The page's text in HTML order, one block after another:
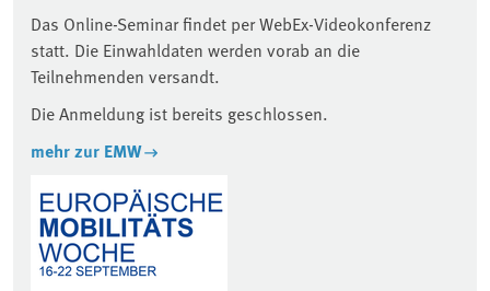
Das Online-Seminar findet per WebEx-Videokonferenz
statt. Die Einwahldaten werden vorab an die
Teilnehmenden versandt.
Die Anmeldung ist bereits geschlossen.
mehr zur EMW